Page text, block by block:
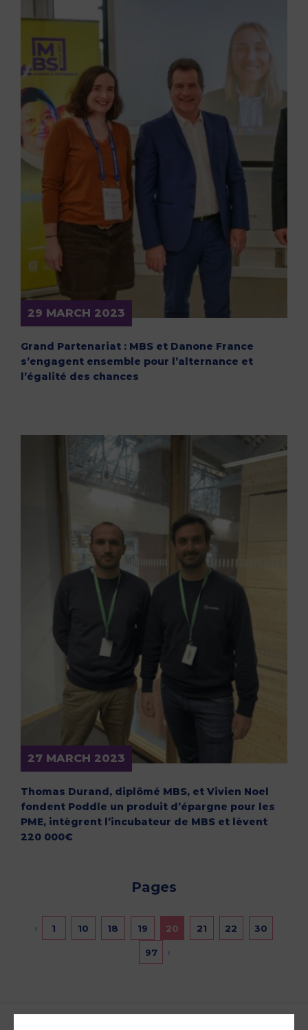
29 MARCH 2023
Grand Partenariat : MBS et Danone France
s’engagent ensemble pour l’alternance et
l’égalité des chances
27 MARCH 2023
Thomas Durand, diplômé MBS, et Vivien Noel
fondent Poddle un produit d’épargne pour les
PME, intègrent l’incubateur de MBS et lèvent
220 000€
Pages
‹ 1 10 18 19 20 21 22 30
97 ›